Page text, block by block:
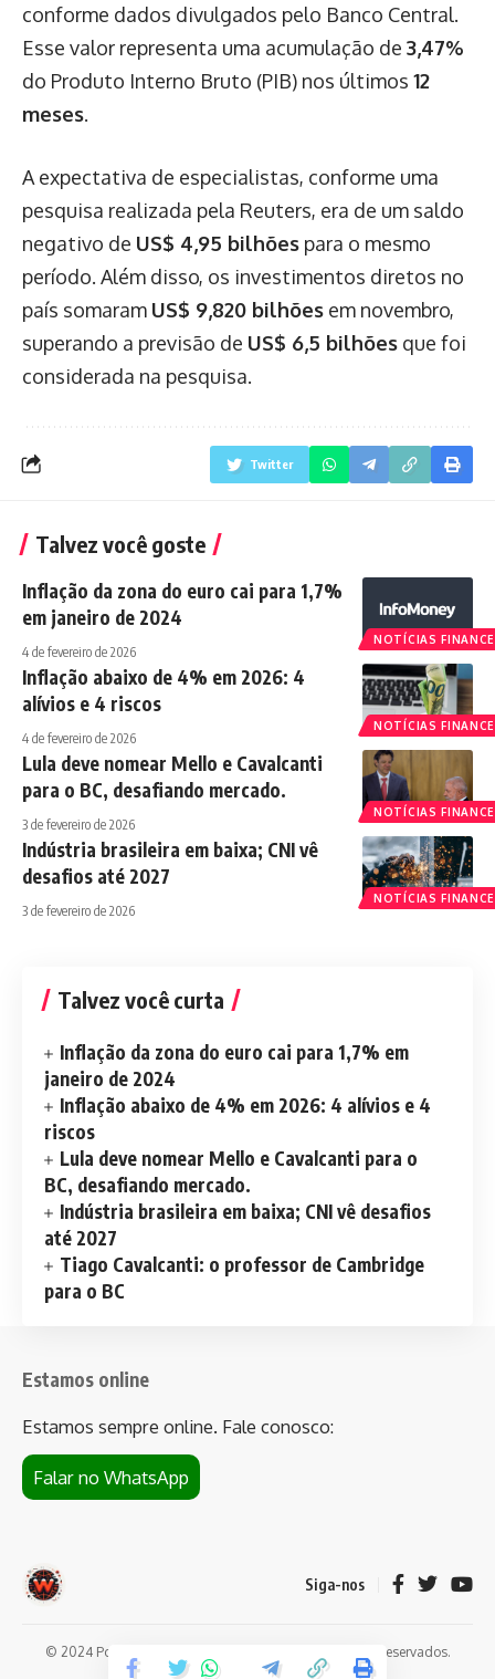
conforme dados divulgados pelo Banco Central.
Esse valor representa uma acumulação de 3,47%
do Produto Interno Bruto (PIB) nos últimos 12
meses.
A expectativa de especialistas, conforme uma
pesquisa realizada pela Reuters, era de um saldo
negativo de US$ 4,95 bilhões para o mesmo
período. Além disso, os investimentos diretos no
país somaram US$ 9,820 bilhões em novembro,
superando a previsão de US$ 6,5 bilhões que foi
considerada na pesquisa.
Twitter
Talvez você goste
NOTÍCIAS
Inflação da zona do euro cai para 1,7%
em janeiro de 2024
4 de fevereiro de 2026
NOTÍCIAS
Inflação abaixo de 4% em 2026: 4
alívios e 4 riscos
4 de fevereiro de 2026
NOTÍCIAS
Lula deve nomear Mello e Cavalcanti
para o BC, desafiando mercado.
3 de fevereiro de 2026
NOTÍCIAS
Indústria brasileira em baixa; CNI vê
desafios até 2027
3 de fevereiro de 2026
Talvez você curta
Inflação da zona do euro cai para 1,7% em
janeiro de 2024
Inflação abaixo de 4% em 2026: 4 alívios e 4
riscos
Lula deve nomear Mello e Cavalcanti para o
BC, desafiando mercado.
Indústria brasileira em baixa; CNI vê desafios
até 2027
Tiago Cavalcanti: o professor de Cambridge
para o BC
Estamos online
Estamos sempre online. Fale conosco:
Falar no WhatsApp
Siga-nos
© 2024 Portal de notícias Web Flush. Todos os direitos reservados.
Conheça
Bet da Sorte.